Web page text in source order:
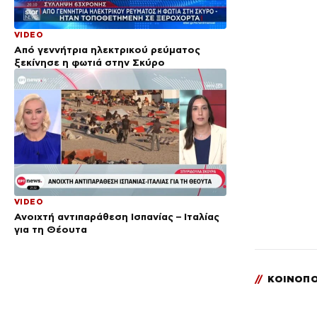
VIDEO
Από γεννήτρια ηλεκτρικού ρεύματος
ξεκίνησε η φωτιά στην Σκύρο
VIDEO
Ανοιχτή αντιπαράθεση Ισπανίας – Ιταλίας
για τη Θέουτα
//